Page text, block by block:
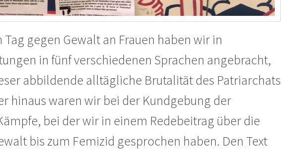
gegen Gewalt an Frauen haben wir in
in fünf verschiedenen Sprachen angebracht,
abbildende alltägliche Brutalität des Patriarchats
hinaus waren wir bei der Kundgebung der
bei der wir in einem Redebeitrag über die
bis zum Femizid gesprochen haben. Den Text